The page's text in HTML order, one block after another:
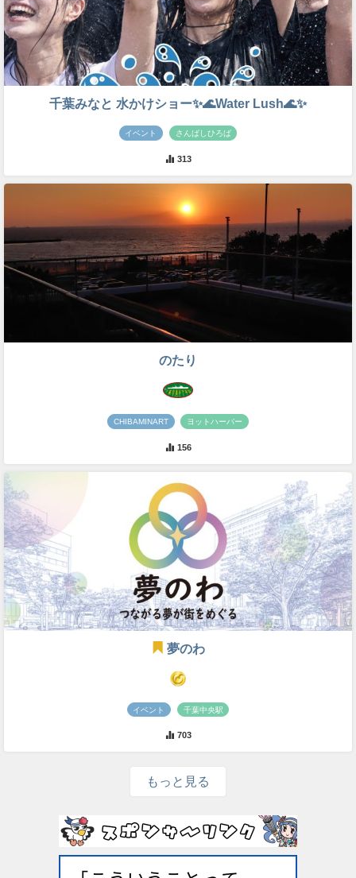
千葉みなと 水かけショー✨🌊Water Lush🌊✨
イベント さんばしひろば
313
のたり
CHIBAMINART ヨットハーバー
156
夢のわ
イベント 千葉中央駅
703
もっと見る